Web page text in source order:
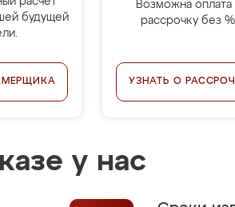
будущей
Возможна оплата
рассрочку без
УЗНАТЬ О
у нас